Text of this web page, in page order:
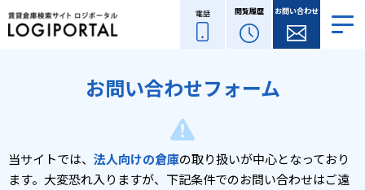
電話 閲覧履歴 お問い合わせ
お問い合わせフォーム
当サイトでは、 法人向けの倉庫の取り扱いが中心となっており
ます。 大変恐れ入りますが、下記条件でのお問い合わせはご遠